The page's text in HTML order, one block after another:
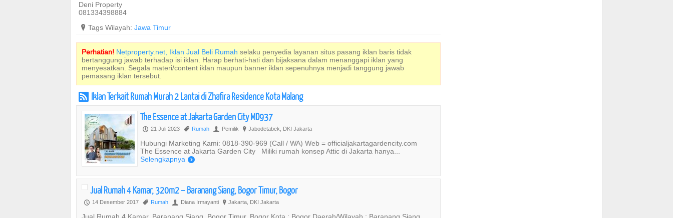
Deni Property
081334398884
? Tags Wilayah: Jawa Timur
Perhatian! Netproperty.net, Iklan Jual Beli Rumah selaku penyedia layanan situs pasang iklan baris tidak
bertanggung jawab terhadap isi iklan. Harap berhati-hati dan bijaksana dalam menanggapi iklan yang
menyesatkan. Segala materi/content iklan maupun banner iklan sepenuhnya menjadi tanggung jawab
pemasang iklan tersebut.
r Iklan Terkait Rumah Murah 2 Lantai di Zhafira Residence Kota Malang
The Essence at Jakarta Garden City MD937
P 21 Juli 2023 , Rumah U Pemilik ? Jabodetabek, DKI Jakarta
Hubungi Marketing Kami: 0818-390-969 (Call / WA) Web = officialjakartagardencity.com
The Essence at Jakarta Garden City Miliki rumah konsep Attic di Jakarta hanya...
Selengkapnya )
Jual Rumah 4 Kamar, 320m2 – Baranang Siang, Bogor Timur, Bogor
P 14 Desember 2017 , Rumah U Diana Irmayanti ? Jakarta, DKI Jakarta